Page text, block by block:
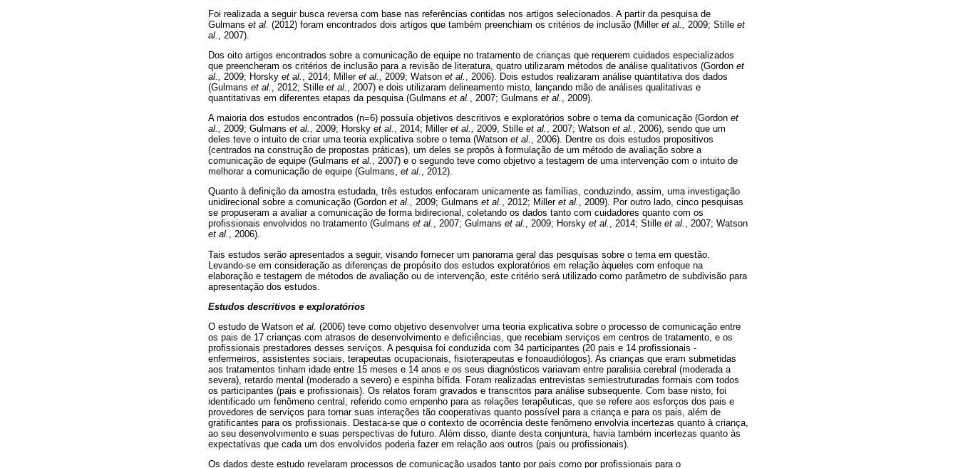
Foi realizada a seguir busca reversa com base nas referências contidas nos artigos selecionados. A partir da pesquisa de
Gulmans et al. (2012) foram encontrados dois artigos que também preenchiam os critérios de inclusão (Miller et al., 2009; Stille et
al.
, 2007).
Dos oito artigos encontrados sobre a comunicação de equipe no tratamento de crianças que requerem cuidados especializados
que preencheram os critérios de inclusão para a revisão de literatura, quatro utilizaram métodos de análise qualitativos (Gordon et
al.,
2009; Horsky et al. , 2014; Miller et al., 2009; Watson et al.
, 2006). Dois estudos realizaram análise quantitativa dos dados
(Gulmans et al. , 2012; Stille et al.
, 2007) e dois utilizaram delineamento misto, lançando mão de análises qualitativas e
quantitativas em diferentes etapas da pesquisa (Gulmans et al. , 2007; Gulmans et al.
, 2009).
A maioria dos estudos encontrados (n=6) possuía objetivos descritivos e exploratórios sobre o tema da comunicação (Gordon et
al., 2009; Gulmans et al. , 2009; Horsky et al. , 2014; Miller et al., 2009, Stille et al. , 2007; Watson et al. , 2006), sendo que um
deles teve o intuito de criar uma teoria explicativa sobre o tema (Watson et al. , 2006). Dentre os dois estudos propositivos
(centrados na construção de propostas práticas), um deles se propôs à formulação de um método de avaliação sobre a
comunicação de equipe (Gulmans et al. , 2007) e o segundo teve como objetivo a testagem de uma intervenção com o intuito de
melhorar a comunicação de equipe (Gulmans, et al. , 2012).
Quanto à definição da amostra estudada, três estudos enfocaram unicamente as famílias, conduzindo, assim, uma investigação
unidirecional sobre a comunicação (Gordon et al., 2009; Gulmans et al. , 2012; Miller et al. , 2009). Por outro lado, cinco pesquisas
se propuseram a avaliar a comunicação de forma bidirecional, coletando os dados tanto com cuidadores quanto com os
profissionais envolvidos no tratamento (Gulmans et al. , 2007; Gulmans et al. , 2009; Horsky et al. , 2014; Stille et al. , 2007; Watson
et al. , 2006).
Tais estudos serão apresentados a seguir, visando fornecer um panorama geral das pesquisas sobre o tema em questão.
Levando-se em consideração as diferenças de propósito dos estudos exploratórios em relação àqueles com enfoque na
elaboração e testagem de métodos de avaliação ou de intervenção, este critério será utilizado como parâmetro de subdivisão para
apresentação dos estudos.
Estudos descritivos e exploratórios
O estudo de Watson et al. (2006) teve como objetivo desenvolver uma teoria explicativa sobre o processo de comunicação entre
os pais de 17 crianças com atrasos de desenvolvimento e deficiências, que recebiam serviços em centros de tratamento, e os
profissionais prestadores desses serviços. A pesquisa foi conduzida com 34 participantes (20 pais e 14 profissionais -
enfermeiros, assistentes sociais, terapeutas ocupacionais, fisioterapeutas e fonoaudiólogos). As crianças que eram submetidas
aos tratamentos tinham idade entre 15 meses e 14 anos e os seus diagnósticos variavam entre paralisia cerebral (moderada a
severa), retardo mental (moderado a severo) e espinha bífida. Foram realizadas entrevistas semiestruturadas formais com todos
os participantes (pais e profissionais). Os relatos foram gravados e transcritos para análise subsequente. Com base nisto, foi
identificado um fenômeno central, referido como empenho para as relações terapêuticas, que se refere aos esforços dos pais e
provedores de serviços para tornar suas interações tão cooperativas quanto possível para a criança e para os pais, além de
gratificantes para os profissionais. Destaca-se que o contexto de ocorrência deste fenômeno envolvia incertezas quanto à criança,
ao seu desenvolvimento e suas perspectivas de futuro. Além disso, diante desta conjuntura, havia também incertezas quanto às
expectativas que cada um dos envolvidos poderia fazer em relação aos outros (pais ou profissionais).
Os dados deste estudo revelaram processos de comunicação usados tanto por pais como por profissionais para o